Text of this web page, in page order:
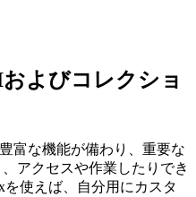
よびコレクショ
富な機能が備わり、重要な
アクセスや作業したりでき
使えば、自分用にカスタ